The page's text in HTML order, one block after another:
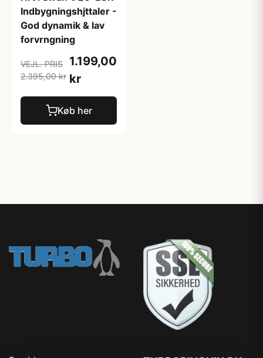
Indbygningshjttaler -
God dynamik & lav
forvrngning
VEJL. PRIS
2.395,00 kr
1.199,00
kr
Køb her